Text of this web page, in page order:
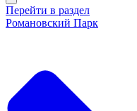
Перейти в раздел
Романовский Парк